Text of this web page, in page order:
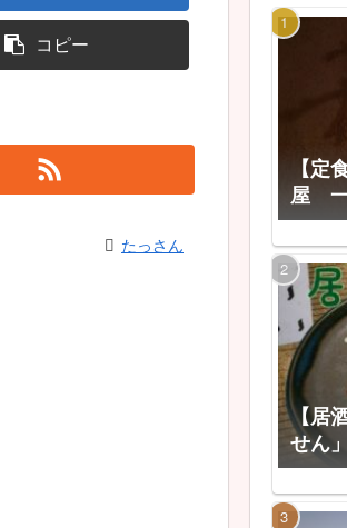
コピー
たっさん
【定
屋 一
【居
せん